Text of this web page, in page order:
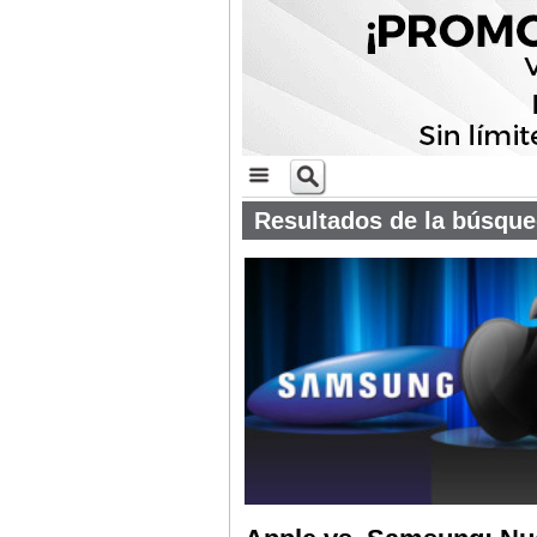
Resultados de la